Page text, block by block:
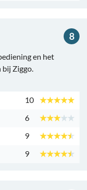
8
en het
bij Ziggo.
10
6
9
9